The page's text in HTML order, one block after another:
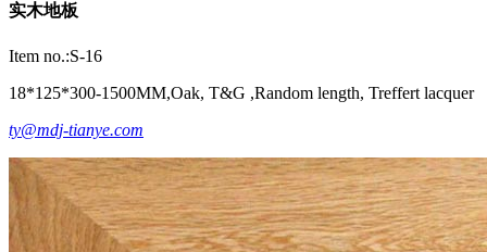
实木地板
Item no.:S-16
18*125*300-1500MM,Oak, T&G ,Random length, Treffert lacquer
ty@mdj-tianye.com